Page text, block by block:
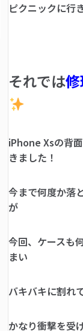
ピクニックに行
それでは
iPhone Xsの背
きました！
今まで何度か落
が
今回、ケースも
まい
バキバキに割れ
かなり衝撃を受